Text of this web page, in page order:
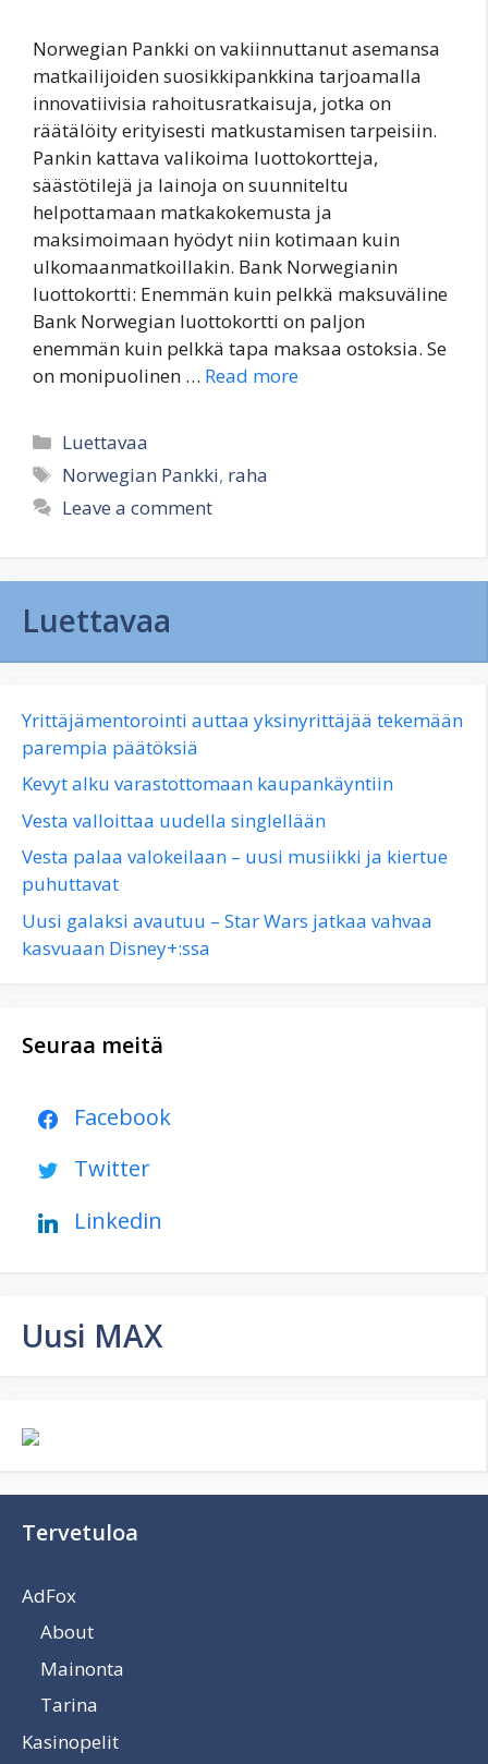
Norwegian Pankki on vakiinnuttanut asemansa
matkailijoiden suosikkipankkina tarjoamalla
innovatiivisia rahoitusratkaisuja, jotka on
räätälöity erityisesti matkustamisen tarpeisiin.
Pankin kattava valikoima luottokortteja,
säästötilejä ja lainoja on suunniteltu
helpottamaan matkakokemusta ja
maksimoimaan hyödyt niin kotimaan kuin
ulkomaanmatkoillakin. Bank Norwegianin
luottokortti: Enemmän kuin pelkkä maksuväline
Bank Norwegian luottokortti on paljon
enemmän kuin pelkkä tapa maksaa ostoksia. Se
on monipuolinen … Read more
Categories
Luettavaa
Tags
Norwegian Pankki, raha
Leave a comment
Luettavaa
Yrittäjämentorointi auttaa yksinyrittäjää tekemään
parempia päätöksiä
Kevyt alku varastottomaan kaupankäyntiin
Vesta valloittaa uudella singlellään
Vesta palaa valokeilaan – uusi musiikki ja kiertue
puhuttavat
Uusi galaksi avautuu – Star Wars jatkaa vahvaa
kasvuaan Disney+:ssa
Seuraa meitä
Facebook
Twitter
Linkedin
Uusi MAX
Tervetuloa
AdFox
About
Mainonta
Tarina
Kasinopelit